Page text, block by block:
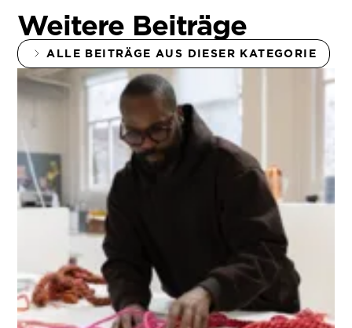
Weitere Beiträge
ALLE BEITRÄGE AUS DIESER KATEGORIE